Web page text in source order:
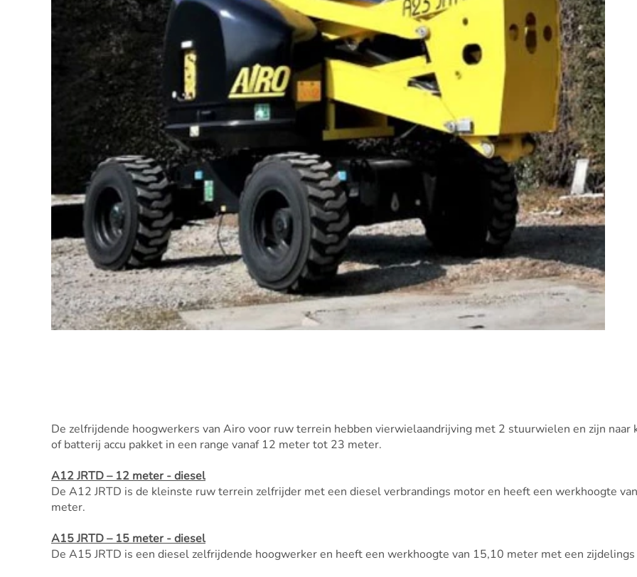
De zelfrijdende hoogwerkers van Airo voor ruw terrein hebben vierwielaandrijving met 2 stuurwielen en zijn
of batterij accu pakket in een range vanaf 12 meter tot 23 meter.
A12 JRTD – 12 meter - diesel
De A12 JRTD is de kleinste ruw terrein zelfrijder met een diesel verbrandings motor en heeft een werkhoogte
meter.
A15 JRTD – 15 meter - diesel
De A15 JRTD is een diesel zelfrijdende hoogwerker en heeft een werkhoogte van 15,10 meter met een